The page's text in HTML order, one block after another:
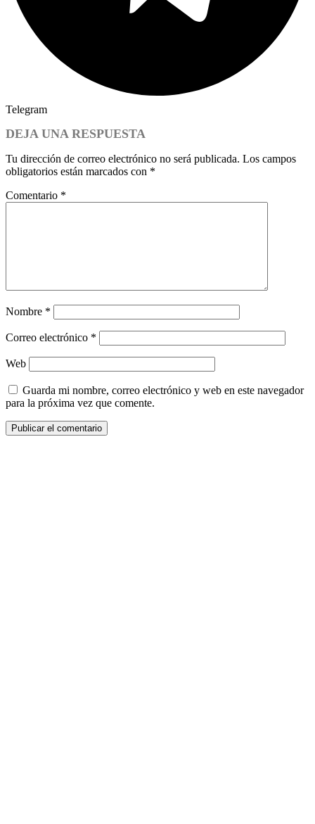
Telegram
DEJA UNA RESPUESTA
Tu dirección de correo electrónico no será publicada. Los campos
obligatorios están marcados con *
Comentario *
Nombre *
Correo electrónico *
Web
Guarda mi nombre, correo electrónico y web en este navegador
para la próxima vez que comente.